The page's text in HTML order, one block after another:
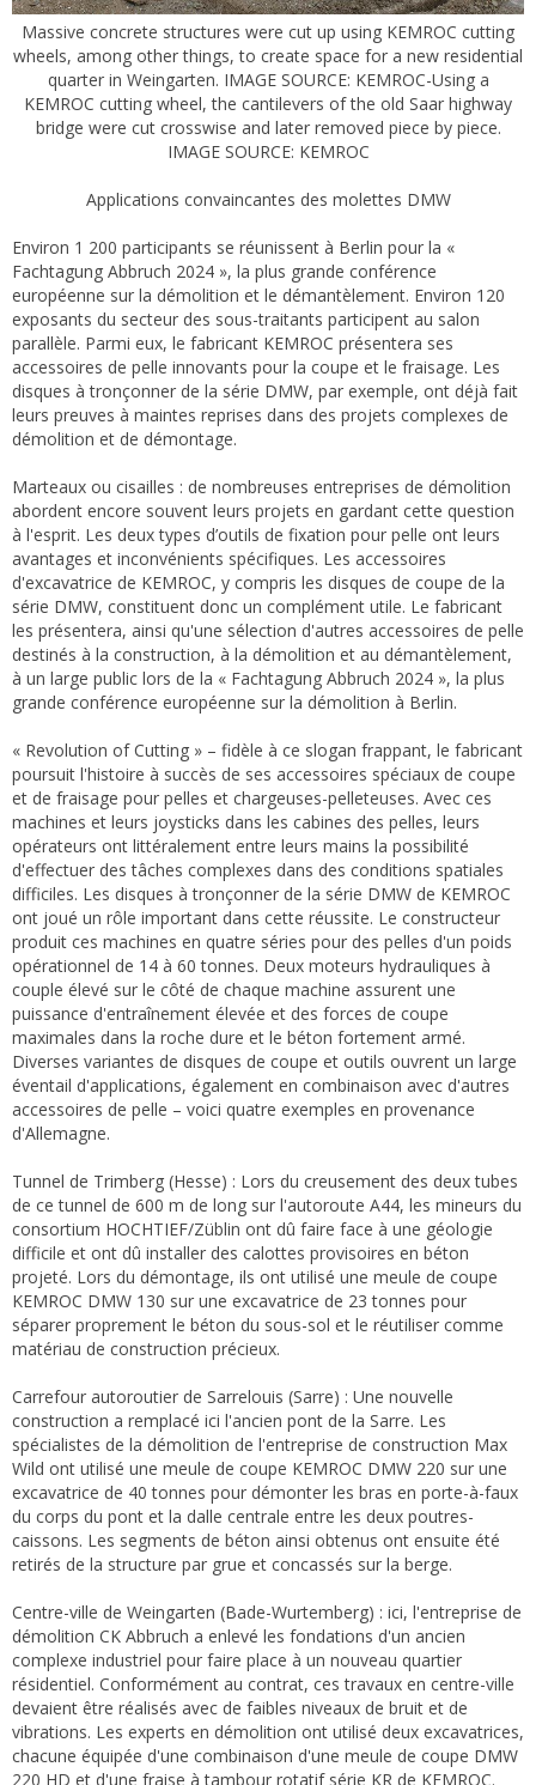
Massive concrete structures were cut up using KEMROC cutting
wheels, among other things, to create space for a new residential
quarter in Weingarten. IMAGE SOURCE: KEMROC-Using a
KEMROC cutting wheel, the cantilevers of the old Saar highway
bridge were cut crosswise and later removed piece by piece.
IMAGE SOURCE: KEMROC
Applications convaincantes des molettes DMW
Environ 1 200 participants se réunissent à Berlin pour la «
Fachtagung Abbruch 2024 », la plus grande conférence
européenne sur la démolition et le démantèlement. Environ 120
exposants du secteur des sous-traitants participent au salon
parallèle. Parmi eux, le fabricant KEMROC présentera ses
accessoires de pelle innovants pour la coupe et le fraisage. Les
disques à tronçonner de la série DMW, par exemple, ont déjà fait
leurs preuves à maintes reprises dans des projets complexes de
démolition et de démontage.
Marteaux ou cisailles : de nombreuses entreprises de démolition
abordent encore souvent leurs projets en gardant cette question
à l'esprit. Les deux types d’outils de fixation pour pelle ont leurs
avantages et inconvénients spécifiques. Les accessoires
d'excavatrice de KEMROC, y compris les disques de coupe de la
série DMW, constituent donc un complément utile. Le fabricant
les présentera, ainsi qu'une sélection d'autres accessoires de pelle
destinés à la construction, à la démolition et au démantèlement,
à un large public lors de la « Fachtagung Abbruch 2024 », la plus
grande conférence européenne sur la démolition à Berlin.
« Revolution of Cutting » – fidèle à ce slogan frappant, le fabricant
poursuit l'histoire à succès de ses accessoires spéciaux de coupe
et de fraisage pour pelles et chargeuses-pelleteuses. Avec ces
machines et leurs joysticks dans les cabines des pelles, leurs
opérateurs ont littéralement entre leurs mains la possibilité
d'effectuer des tâches complexes dans des conditions spatiales
difficiles. Les disques à tronçonner de la série DMW de KEMROC
ont joué un rôle important dans cette réussite. Le constructeur
produit ces machines en quatre séries pour des pelles d'un poids
opérationnel de 14 à 60 tonnes. Deux moteurs hydrauliques à
couple élevé sur le côté de chaque machine assurent une
puissance d'entraînement élevée et des forces de coupe
maximales dans la roche dure et le béton fortement armé.
Diverses variantes de disques de coupe et outils ouvrent un large
éventail d'applications, également en combinaison avec d'autres
accessoires de pelle – voici quatre exemples en provenance
d'Allemagne.
Tunnel de Trimberg (Hesse) : Lors du creusement des deux tubes
de ce tunnel de 600 m de long sur l'autoroute A44, les mineurs du
consortium HOCHTIEF/Züblin ont dû faire face à une géologie
difficile et ont dû installer des calottes provisoires en béton
projeté. Lors du démontage, ils ont utilisé une meule de coupe
KEMROC DMW 130 sur une excavatrice de 23 tonnes pour
séparer proprement le béton du sous-sol et le réutiliser comme
matériau de construction précieux.
Carrefour autoroutier de Sarrelouis (Sarre) : Une nouvelle
construction a remplacé ici l'ancien pont de la Sarre. Les
spécialistes de la démolition de l'entreprise de construction Max
Wild ont utilisé une meule de coupe KEMROC DMW 220 sur une
excavatrice de 40 tonnes pour démonter les bras en porte-à-faux
du corps du pont et la dalle centrale entre les deux poutres-
caissons. Les segments de béton ainsi obtenus ont ensuite été
retirés de la structure par grue et concassés sur la berge.
Centre-ville de Weingarten (Bade-Wurtemberg) : ici, l'entreprise de
démolition CK Abbruch a enlevé les fondations d'un ancien
complexe industriel pour faire place à un nouveau quartier
résidentiel. Conformément au contrat, ces travaux en centre-ville
devaient être réalisés avec de faibles niveaux de bruit et de
vibrations. Les experts en démolition ont utilisé deux excavatrices,
chacune équipée d'une combinaison d'une meule de coupe DMW
220 HD et d'une fraise à tambour rotatif série KR de KEMROC.